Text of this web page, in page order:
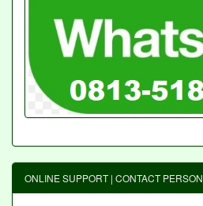
ONLINE SUPPORT | CONTACT PERSON